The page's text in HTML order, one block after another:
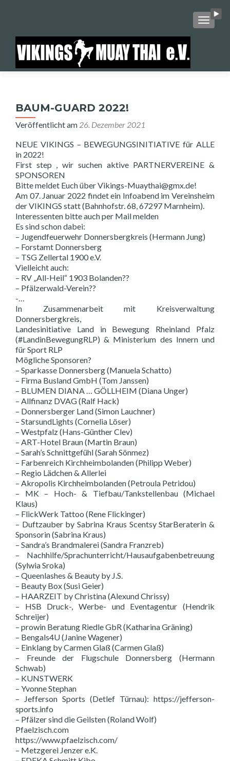
BAUM-GUARD 2022!
Veröffentlicht am 26. Dezember 2021
NEUE VIKINGS – BEWEGUNGSINITIATIVE für ALLE
in 2022!
First step , wir suchen aktive PARTNERVEREINE &
SPONSOREN
Bitte meldet Euch über Vikings-Muaythai@gmx.de!
Am 07. Januar 2022 findet ein Infoabend im Vereinsheim
der VIKINGS statt (Bahnhofstr. 68, 67297 Marnheim).
Interessenten bitte auch per Mail melden
Es sind schon dabei:
– Jugendfeuerwehr Donnersbergkreis (Hermann Jung)
– Forstamt Donnersberg
– TSG Zellertal 1900 e.V.
Vielleicht auch:
– RV „All-Heil“ 1903 Bolanden??
– Pfälzerwald-Verein??
-…
In Zusammenarbeit mit Kreisverwaltung
Donnersbergkreis,
Landesinitiative Land in Bewegung Rheinland Pfalz
(#LandinBewegungRLP) & Ministerium des Innern und
für Sport RLP
Mögliche Sponsoren?
– Sparkasse Donnersberg (Manuela Schatto)
– Firma Busland GmbH (Tom Janssen)
– BLUMEN DIANA … GÖLLHEIM (Diana Unger)
– Allfinanz DVAG (Ralf Hack)
– Donnersberger Land (Simon Lauchner)
– StarsundLights (Cornelia Löser)
– Westpfalz (Hans-Günther Clev)
– ART-Hotel Braun (Martin Braun)
– Sarah’s Schnittgefühl (Sarah Sönmez)
– Farbenreich Kirchheimbolanden (Philipp Weber)
– Regio Lädchen & Allerlei
– Akropolis Kirchheimbolanden (Petroula Petridou)
– MK – Hoch- & Tiefbau/Tankstellenbau (Michael
Klaus)
– FlickWerk Tattoo (Rene Flickinger)
– Duftzauber by Sabrina Kraus Scentsy StarBeraterin &
Sponsorin (Sabrina Kraus)
– Sandra’s Brandmalerei (Sandra Franzreb)
– Nachhilfe/Sprachunterricht/Hausaufgabenbetreuung
(Sylwia Sroka)
– Queenlashes & Beauty by J.S.
– Beauty Box (Susi Geier)
– HAARZEIT by Christina (Alexund Chrissy)
– HSB Druck-, Werbe- und Eventagentur (Hendrik
Schreijer)
– prowin Beratung Riedle GbR (Katharina Gräning)
– Bengals4U (Janine Wagener)
– Einklang by Carmen Glaß (Carmen Glaß)
– Freunde der Flugschule Donnersberg (Hermann
Schwab)
– KUNSTWERK
– Yvonne Stephan
– Jefferson Sports (Detlef Türnau): https://jefferson-
sports.info
– Pfälzer sind die Geilsten (Roland Wolf)
Pfaelzisch.com
https://www.pfaelzisch.com/
– Metzgerei Jenzer e.K.